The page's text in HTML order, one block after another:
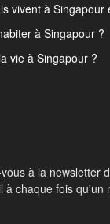
vivent à Singapour
à Singapour ?
vie à Singapour ?
à la newsletter
à chaque fois qu'un